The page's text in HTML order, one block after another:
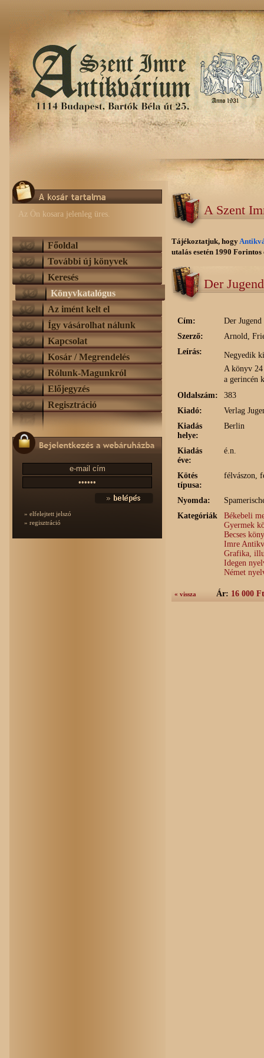
Az Ön kosara jelenleg üres.
Főoldal
További új könyvek
Keresés
Könyvkatalógus
Az imént kelt el
Így vásárolhat nálunk
Kapcsolat
Kosár / Megrendelés
Rólunk-Magunkról
Előjegyzés
Regisztráció
» elfelejtett jelszó
» regisztráció
A Szent
Tájékoztatjuk, hogy
utalás esetén 1990
Der
Cím:
Der
Szerző:
Arnold,
Leírás:
Negyedik
A könyv 24
a gerincén
Oldalszám:
383
Kiadó:
Verlag
Kiadás
helye:
Berlin
Kiadás
éve:
é.n.
Kötés
típusa:
félvászon,
Nyomda:
Kategóriák
Békebeli
Gyermek
Becses
Imre
Grafika,
Idegen
Német
« vissza Ár: 16 000 Ft